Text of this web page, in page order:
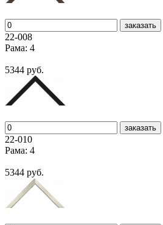
заказать
22-008
Рама: 4
5344 руб.
заказать
22-010
Рама: 4
5344 руб.